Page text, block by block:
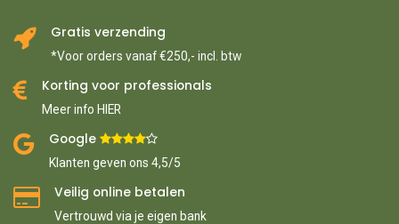
Gratis verzending
*Voor orders vanaf €250,- incl. btw
Korting voor professionals
Meer info HIER
Google ​
Klanten geven ons 4,5/5
Veilig online betalen
Vertrouwd via je eigen bank